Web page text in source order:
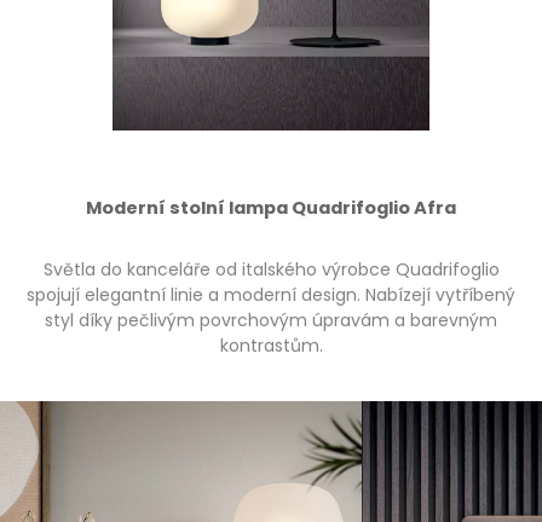
Moderní stolní lampa Quadrifoglio Afra
Světla do kanceláře od italského výrobce Quadrifoglio
spojují elegantní linie a moderní design. Nabízejí vytříbený
styl díky pečlivým povrchovým úpravám a barevným
kontrastům.